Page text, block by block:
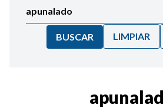
BUSCAR LIMPIAR